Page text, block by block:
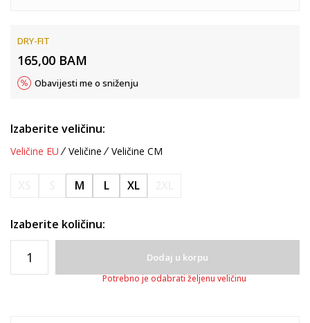
DRY-FIT
165,00 BAM
Obavijesti me o sniženju
Izaberite veličinu:
Veličine EU Veličine Veličine CM
M L XL
Izaberite količinu:
Dodaj u korpu
Potrebno je odabrati željenu veličinu